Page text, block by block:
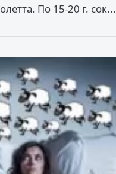
По 15-20 г. сок...